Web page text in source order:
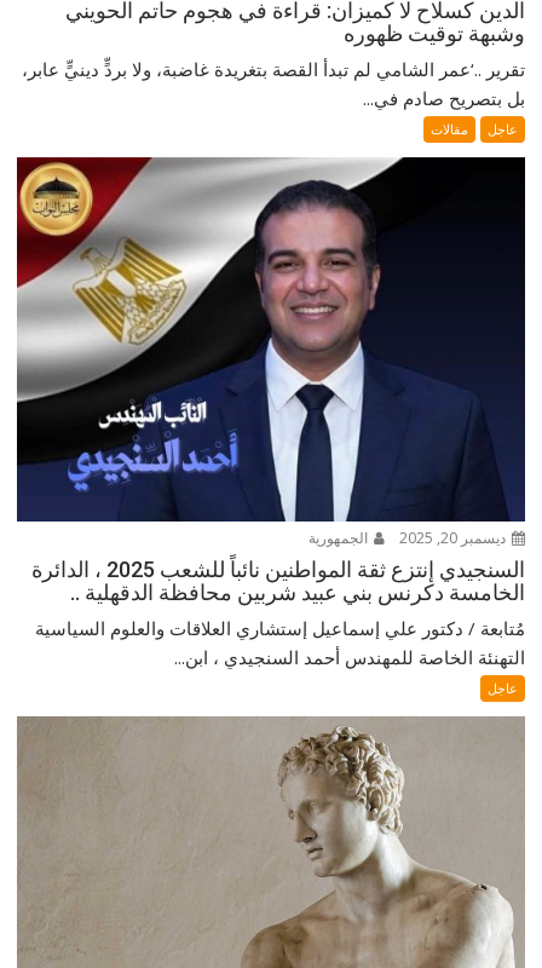
الدين كسلاح لا كميزان: قراءة في هجوم حاتم الحويني
وشبهة توقيت ظهوره
تقرير ..‘عمر الشامي لم تبدأ القصة بتغريدة غاضبة، ولا بردٍّ دينيٍّ عابر،
بل بتصريح صادم في...
عاجل مقالات
ديسمبر 20, 2025 الجمهورية
السنجيدي إنتزع ثقة المواطنين نائباً للشعب 2025 ، الدائرة
الخامسة دكرنس بني عبيد شربين محافظة الدقهلية ..
مُتابعة / دكتور علي إسماعيل إستشاري العلاقات والعلوم السياسية
التهنئة الخاصة للمهندس أحمد السنجيدي ، ابن...
عاجل